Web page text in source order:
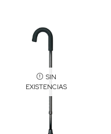
SIN
EXISTENCIAS